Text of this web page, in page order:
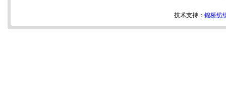
技术支持： 锦桥纺